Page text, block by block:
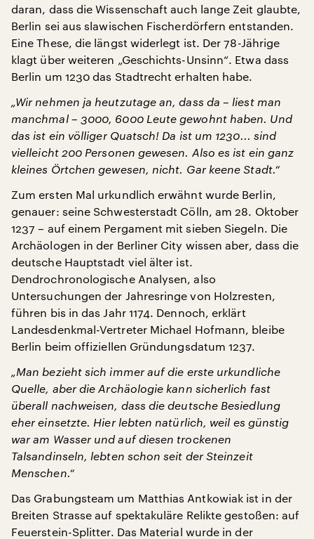
daran, dass die Wissenschaft auch lange Zeit glaubte,
Berlin sei aus slawischen Fischerdörfern entstanden.
Eine These, die längst widerlegt ist. Der 78-Jährige
klagt über weiteren „Geschichts-Unsinn“. Etwa dass
Berlin um 1230 das Stadtrecht erhalten habe.
„Wir nehmen ja heutzutage an, dass da – liest man
manchmal – 3000, 6000 Leute gewohnt haben. Und
das ist ein völliger Quatsch! Da ist um 1230... sind
vielleicht 200 Personen gewesen. Also es ist ein ganz
kleines Örtchen gewesen, nicht. Gar keene Stadt.“
Zum ersten Mal urkundlich erwähnt wurde Berlin,
genauer: seine Schwesterstadt Cölln, am 28. Oktober
1237 – auf einem Pergament mit sieben Siegeln. Die
Archäologen in der Berliner City wissen aber, dass die
deutsche Hauptstadt viel älter ist.
Dendrochronologische Analysen, also
Untersuchungen der Jahresringe von Holzresten,
führen bis in das Jahr 1174. Dennoch, erklärt
Landesdenkmal-Vertreter Michael Hofmann, bleibe
Berlin beim offiziellen Gründungsdatum 1237.
„Man bezieht sich immer auf die erste urkundliche
Quelle, aber die Archäologie kann sicherlich fast
überall nachweisen, dass die deutsche Besiedlung
eher einsetzte. Hier lebten natürlich, weil es günstig
war am Wasser und auf diesen trockenen
Talsandinseln, lebten schon seit der Steinzeit
Menschen.“
Das Grabungsteam um Matthias Antkowiak ist in der
Breiten Strasse auf spektakuläre Relikte gestoßen: auf
Feuerstein-Splitter. Das Material wurde in der